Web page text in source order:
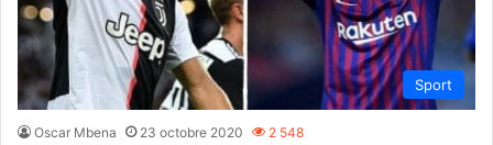
Sport
Oscar Mbena 23 octobre 2020 2 548